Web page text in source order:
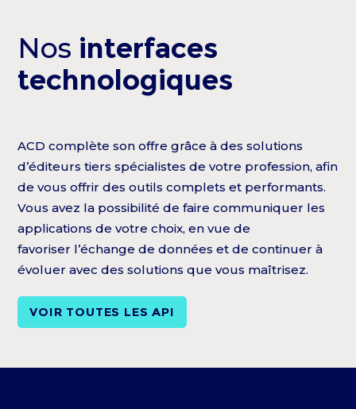
Nos interfaces
technologiques
ACD complète son offre grâce à des solutions
d’éditeurs tiers spécialistes de votre profession, afin
de vous offrir des outils complets et performants.
Vous avez la possibilité de faire communiquer les
applications de votre choix, en vue de
favoriser l’échange de données et de continuer à
évoluer avec des solutions que vous maîtrisez.
VOIR TOUTES LES API